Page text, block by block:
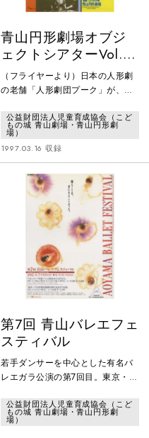
青山円形劇場オブジ
ェクトシアターVol.6
バラエティパペット
ショー
（フライヤーより）日本の人形劇
の老舗「人形劇団プーク」が、満
劇場に登場。チャイコフスキーの
バレエ音楽「くるみ割り人形」の
美しい旋律にのせて、［スペイン
の踊り］［アラビアの踊り］［道
化師の踊り］や、おかしでできた
魔法の国の［こんぺい糖の踊り］
など、それぞれの国の色彩豊かな
人形の踊りが、つぎからつぎへと
展開されます。また、関西で人形
とパントマイムを融合させた作品
で大評判の
公益財団法人児童育成協会（こど
もの城 青山劇場・青山円形劇
場）
1997.03.16 収録
第7回 青山バレエフェ
スティバル
若手ダンサーを中心とした有名バ
レエガラ公演の第7回目。東京・パ
て、また1992年7月から12月にか
けて東京で「パリ年‘92」が開催さ
公益財団法人児童育成協会（こど
もの城 青山劇場・青山円形劇
場）